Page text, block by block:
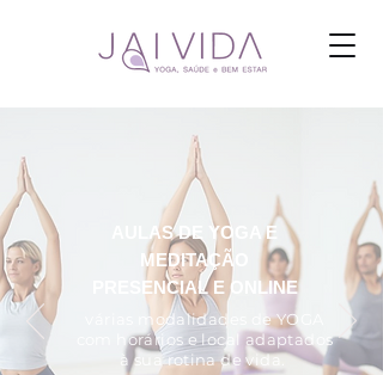
AULASDE YOGA E
MEDITAÇÃO
PRESENCIAL E ONLINE
várias modalidades de YOGA
com horários e local adaptados
à sua rotina de vida.